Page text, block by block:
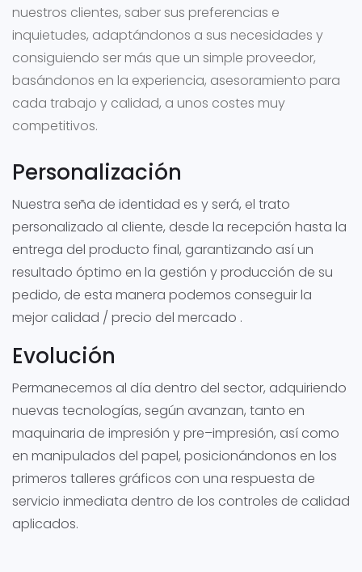
nuestros clientes, saber sus preferencias e
inquietudes, adaptándonos a sus necesidades y
consiguiendo ser más que un simple proveedor,
basándonos en la experiencia, asesoramiento para
cada trabajo y calidad, a unos costes muy
competitivos.
Personalización
Nuestra seña de identidad es y será, el trato
personalizado al cliente, desde la recepción hasta la
entrega del producto final, garantizando así un
resultado óptimo en la gestión y producción de su
pedido, de esta manera podemos conseguir la
mejor calidad / precio del mercado .
Evolución
Permanecemos al día dentro del sector, adquiriendo
nuevas tecnologías, según avanzan, tanto en
maquinaria de impresión y pre–impresión, así como
en manipulados del papel, posicionándonos en los
primeros talleres gráficos con una respuesta de
servicio inmediata dentro de los controles de calidad
aplicados.